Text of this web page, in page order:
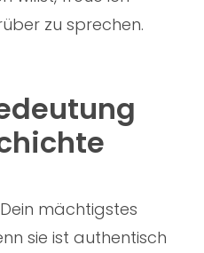
zu sprechen.
mächtigstes
sie ist authentisch